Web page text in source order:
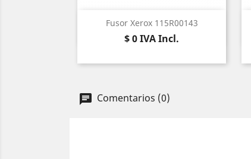
Fusor Xerox 115R00143
Precio
$ 0IVA Incl.
Vista rápida
Comentarios (0)